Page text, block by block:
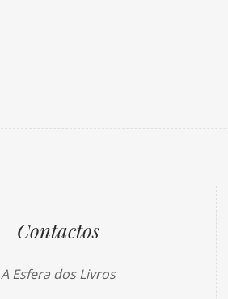
Contactos
A Esfera dos Livros